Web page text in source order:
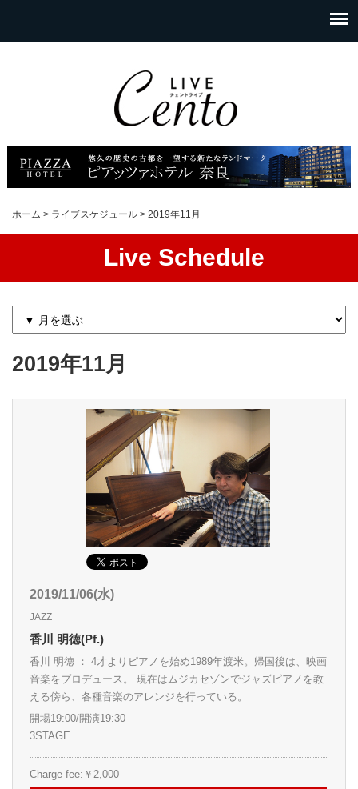
ホーム > ライブスケジュール > 2019年11月
Live Schedule
2019年11月
2019/11/06(水)
JAZZ
香川 明徳(Pf.)
香川 明徳 ： 4才よりピアノを始め1989年渡米。帰国後は、映画
音楽をプロデュース。 現在はムジカセゾンでジャズピアノを教
える傍ら、各種音楽のアレンジを行っている。
開場19:00/開演19:30
3STAGE
Charge fee:￥2,000